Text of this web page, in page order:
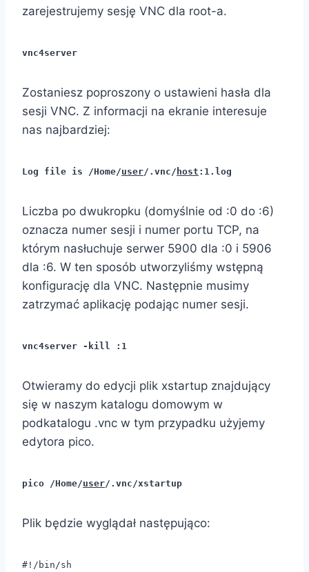
zarejestrujemy sesję VNC dla root-a.
vnc4server
Zostaniesz poproszony o ustawieni hasła dla
sesji VNC. Z informacji na ekranie interesuje
nas najbardziej:
Log file is /Home/user/.vnc/ host :1.log
Liczba po dwukropku (domyślnie od :0 do :6)
oznacza numer sesji i numer portu TCP, na
którym nasłuchuje serwer 5900 dla :0 i 5906
dla :6. W ten sposób utworzyliśmy wstępną
konfigurację dla VNC. Następnie musimy
zatrzymać aplikację podając numer sesji.
vnc4server -kill :1
Otwieramy do edycji plik xstartup znajdujący
się w naszym katalogu domowym w
podkatalogu .vnc w tym przypadku użyjemy
edytora pico.
pico /Home/user/.vnc/xstartup
Plik będzie wyglądał następująco:
#!/bin/sh